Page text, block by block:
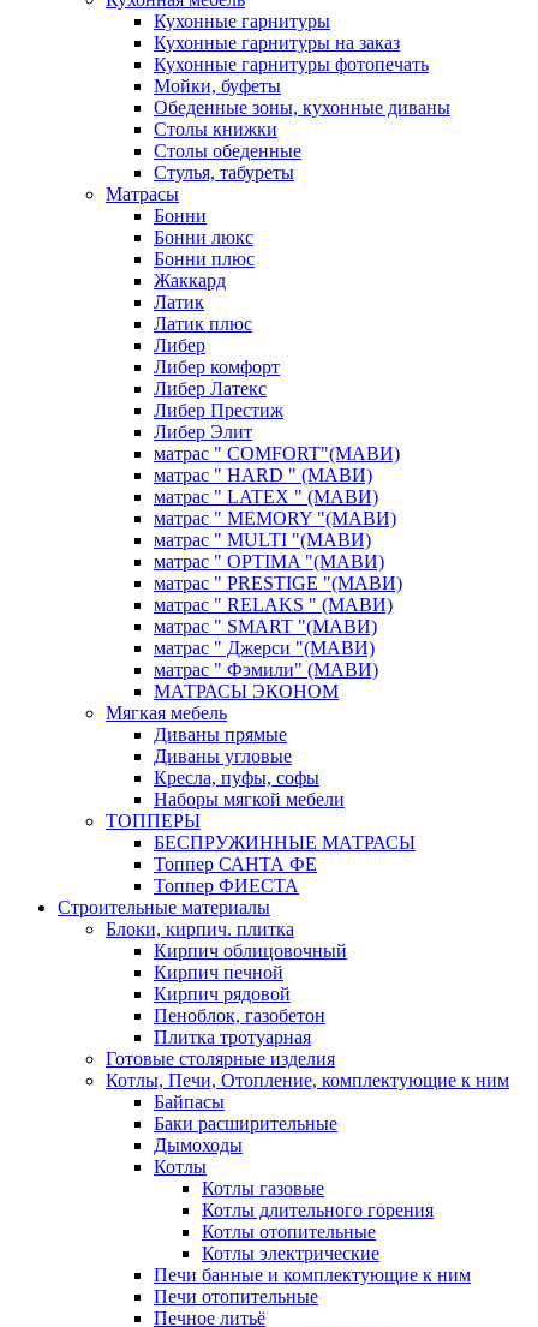
Кухонные гарнитуры
Кухонные гарнитуры на заказ
Кухонные гарнитуры фотопечать
Мойки, буфеты
Обеденные зоны, кухонные диваны
Столы книжки
Столы обеденные
Стулья, табуреты
Матрасы
Бонни
Бонни люкс
Бонни плюс
Жаккард
Латик
Латик плюс
Либер
Либер комфорт
Либер Латекс
Либер Престиж
Либер Элит
матрас " COMFORT"(МАВИ)
матрас " HARD " (МАВИ)
матрас " LATEX " (МАВИ)
матрас " MEMORY "(МАВИ)
матрас " MULTI "(МАВИ)
матрас " OPTIMA "(МАВИ)
матрас " PRESTIGE "(МАВИ)
матрас " RELAKS " (МАВИ)
матрас " SMART "(МАВИ)
матрас " Джерси "(МАВИ)
матрас " Фэмили" (МАВИ)
МАТРАСЫ ЭКОНОМ
Мягкая мебель
Диваны прямые
Диваны угловые
Кресла, пуфы, софы
Наборы мягкой мебели
ТОППЕРЫ
БЕСПРУЖИННЫЕ МАТРАСЫ
Топпер САНТА ФЕ
Топпер ФИЕСТА
Строительные материалы
Блоки, кирпич. плитка
Кирпич облицовочный
Кирпич печной
Кирпич рядовой
Пеноблок, газобетон
Плитка тротуарная
Готовые столярные изделия
Котлы, Печи, Отопление, комплектующие к ним
Байпасы
Баки расширительные
Дымоходы
Котлы
Котлы газовые
Котлы длительного горения
Котлы отопительные
Котлы электрические
Печи банные и комплектующие к ним
Печи отопительные
Печное литьё